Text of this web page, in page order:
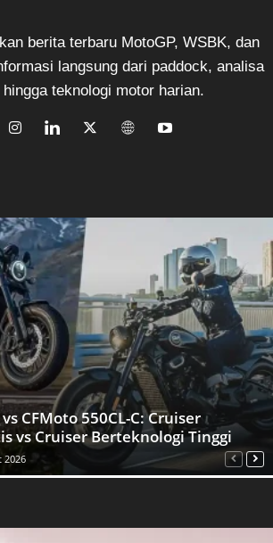
berita terbaru MotoGP, WSBK, dan
langsung dari paddock, analisa
hingga teknologi motor harian.
CFMoto 550CL-C: Cruiser
vs Cruiser Berteknologi Tinggi
2026